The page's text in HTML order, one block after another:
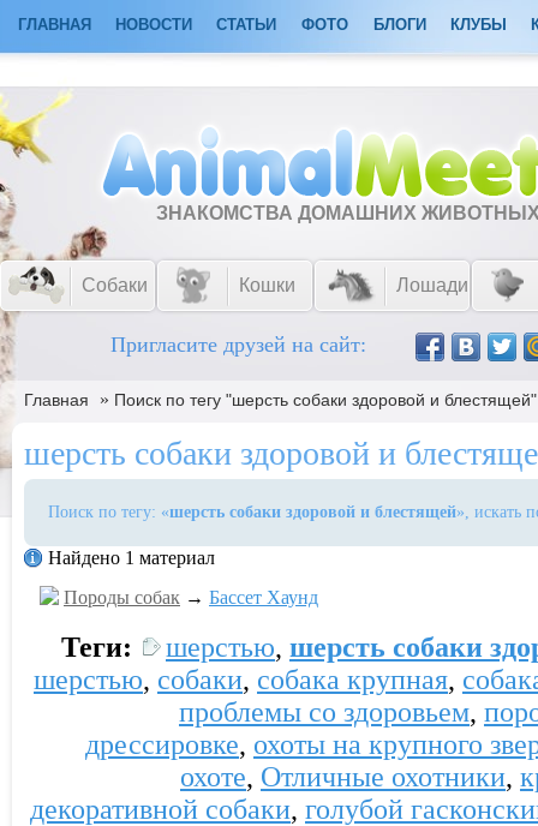
ГЛАВНАЯ НОВОСТИ СТАТЬИ ФОТО БЛОГИ КЛУБЫ
ЗНАКОМСТВА ДОМАШНИХ
Собаки Кошки Лошади
Пригласите друзей на сайт:
Главная » Поиск по тегу "шерсть собаки здоровой и блестящей"
шерсть собаки здоровой и
Поиск по тегу: «шерсть собаки здоровой и блестящей», искать
Найдено 1 материал
Породы собак → Бассет Хаунд
Теги: шерстью, шерсть собаки
шерстью, собаки, собака крупная,
проблемы со здоровьем,
дрессировке, охоты на крупного
охоте, Отличные охотники,
декоративной собаки, голубой